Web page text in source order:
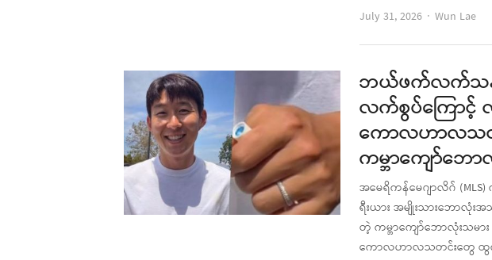
July 31, 2026
Author
Wun Lae
ဘယ်ဖက်လက်သန်
လက်စွပ်ကြော
ကောလဟာလသ
ကမ္ဘာကျော်ဘေ
အမေရိကန်မေဂျာလိဂ် (MLS)
ရီးယား အမျိုးသားဘောလုံး
တဲ့ ကမ္ဘာကျော်ဘောလုံးသ
ကောလဟာလသတင်းတွေ ထွ